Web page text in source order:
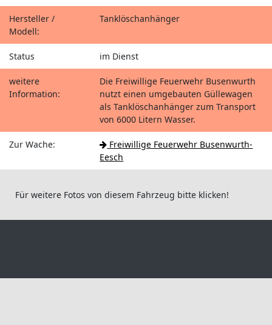
Hersteller /
Modell:
Tanklöschanhänger
Status im Dienst
weitere
Information:
Die Freiwillige Feuerwehr Busenwurth
nutzt einen umgebauten Güllewagen
als Tanklöschanhänger zum Transport
von 6000 Litern Wasser.
Zur Wache:
Freiwillige Feuerwehr Busenwurth-
Eesch
Für weitere Fotos von diesem Fahrzeug bitte klicken!